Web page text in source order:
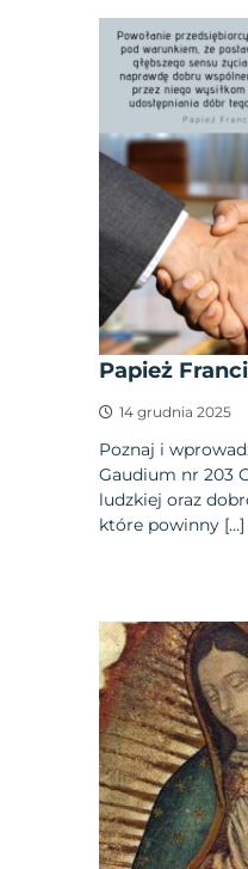
Papież
14 grudnia 2025
Poznaj i
Gaudium nr 203
ludzkiej oraz
które powinny […]